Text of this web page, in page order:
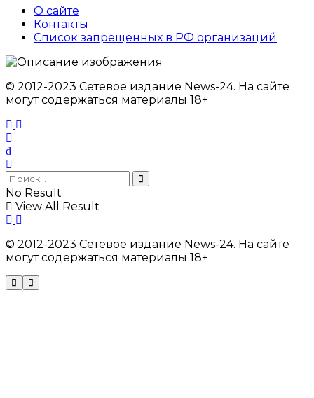
О сайте
Контакты
Список запрещенных в РФ организаций
© 2012-2023 Сетевое издание News-24. На сайте
могут содержаться материалы 18+
No Result
View All Result
© 2012-2023 Сетевое издание News-24. На сайте
могут содержаться материалы 18+